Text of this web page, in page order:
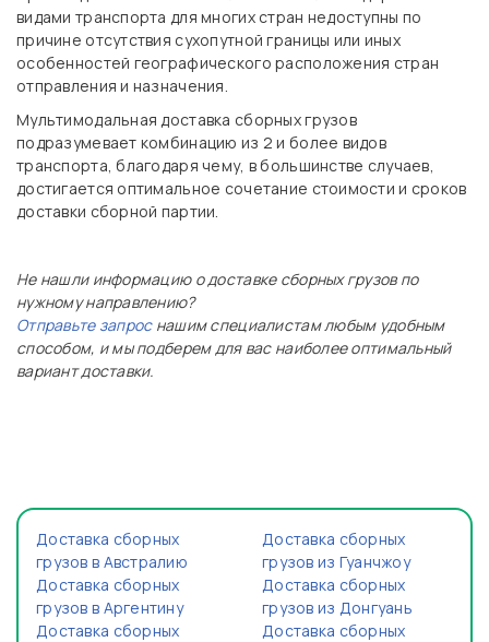
видами транспорта для многих стран недоступны по
причине отсутствия сухопутной границы или иных
особенностей географического расположения стран
отправления и назначения.
Мультимодальная доставка сборных грузов
подразумевает комбинацию из 2 и более видов
транспорта, благодаря чему, в большинстве случаев,
достигается оптимальное сочетание стоимости и сроков
доставки сборной партии.
Не нашли информацию о доставке сборных грузов по
нужному направлению?
Отправьте запроснашим специалистам любым удобным
способом, и мы подберем для вас наиболее оптимальный
вариант доставки.
Доставка сборных
грузов в Австралию
Доставка сборных
грузов в Аргентину
Доставка сборных
Доставка сборных
грузов из Гуанчжоу
Доставка сборных
грузов из Донгуань
Доставка сборных